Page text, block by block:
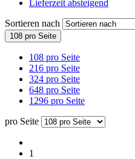
Lieferzeit absteigend
Sortieren nach
108 pro Seite
108 pro Seite
216 pro Seite
324 pro Seite
648 pro Seite
1296 pro Seite
pro Seite
1